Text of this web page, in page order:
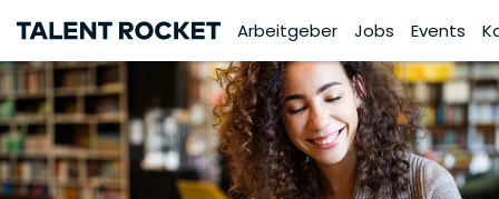
Arbeitgeber Jobs Events